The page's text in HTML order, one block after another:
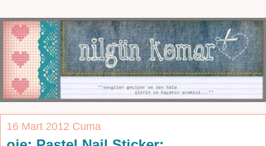
16 Mart 2012 Cuma